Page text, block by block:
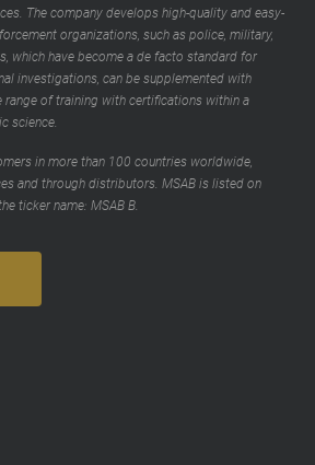
The company develops high-quality and easy-
organizations, such as police, military,
which have become a de facto standard for
investigations, can be supplemented with
of training with certifications within a
science.
in more than 100 countries worldwide,
and through distributors. MSAB is listed on
ticker name: MSAB B.